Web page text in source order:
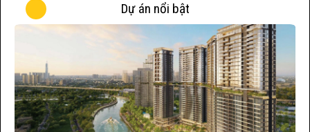
Dự án nổi bật